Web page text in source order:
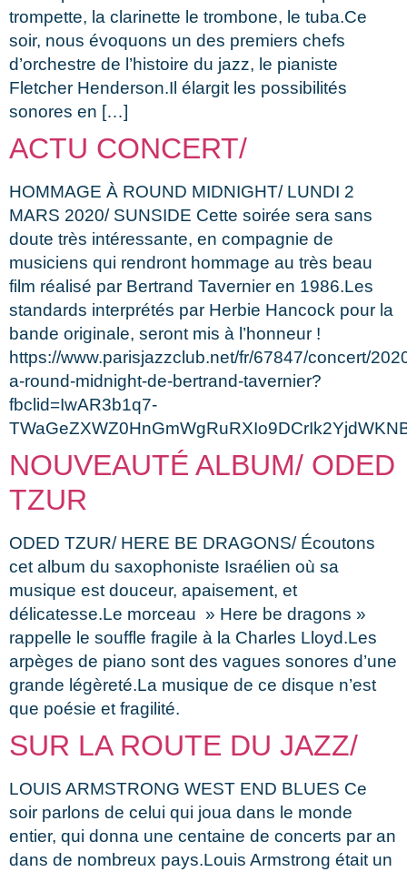
trompette, la clarinette le trombone, le tuba.Ce
soir, nous évoquons un des premiers chefs
d’orchestre de l’histoire du jazz, le pianiste
Fletcher Henderson.Il élargit les possibilités
sonores en […]
ACTU CONCERT/
HOMMAGE À ROUND MIDNIGHT/ LUNDI 2
MARS 2020/ SUNSIDE Cette soirée sera sans
doute très intéressante, en compagnie de
musiciens qui rendront hommage au très beau
film réalisé par Bertrand Tavernier en 1986.Les
standards interprétés par Herbie Hancock pour la
bande originale, seront mis à l’honneur !
https://www.parisjazzclub.net/fr/67847/concert/
a-round-midnight-de-bertrand-tavernier?
fbclid=IwAR3b1q7-
NOUVEAUTÉ ALBUM/ ODED
TZUR
ODED TZUR/ HERE BE DRAGONS/ Écoutons
cet album du saxophoniste Israélien où sa
musique est douceur, apaisement, et
délicatesse.Le morceau » Here be dragons »
rappelle le souffle fragile à la Charles Lloyd.Les
arpèges de piano sont des vagues sonores d’une
grande légèreté.La musique de ce disque n’est
que poésie et fragilité.
SUR LA ROUTE DU JAZZ/
LOUIS ARMSTRONG WEST END BLUES Ce
soir parlons de celui qui joua dans le monde
entier, qui donna une centaine de concerts par an
dans de nombreux pays.Louis Armstrong était un